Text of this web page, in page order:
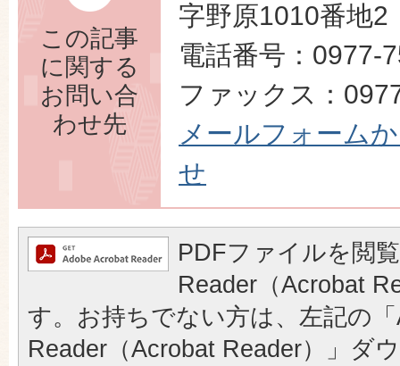
この記事
に関する
お問い合
わせ先
字野原1010番地2
電話番号：0977-
ファックス：
メールフォーム
せ
PDFファイルを閲
Reader（Acrobat
す。お持ちでない方は、左記の
Reader（Acrobat Reader）」ダ